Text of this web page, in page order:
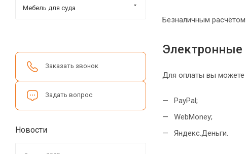
Безналичным
Для оплаты вы можете
PayPal;
WebMoney;
Яндекс.Деньги.
Мебель для суда
Заказать звонок
Задать вопрос
Новости